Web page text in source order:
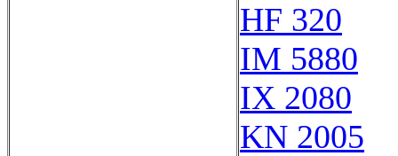
HF 320
IM 5880
IX 2080
KN 2005